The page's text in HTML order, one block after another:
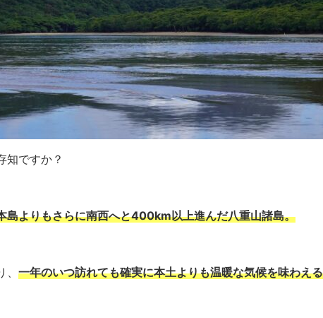
知ですか？
島よりもさらに南西へと400km以上進んだ八重山諸島。
一年のいつ訪れても確実に本土よりも温暖な気候を味わえ